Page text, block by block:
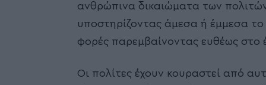
ανθρώπινα δικαιώματα των
υποστηρίζοντας άμεσα ή έμμεσα
φορές παρεμβαίνοντας ευθέως στο
Οι πολίτες έχουν κουραστεί από